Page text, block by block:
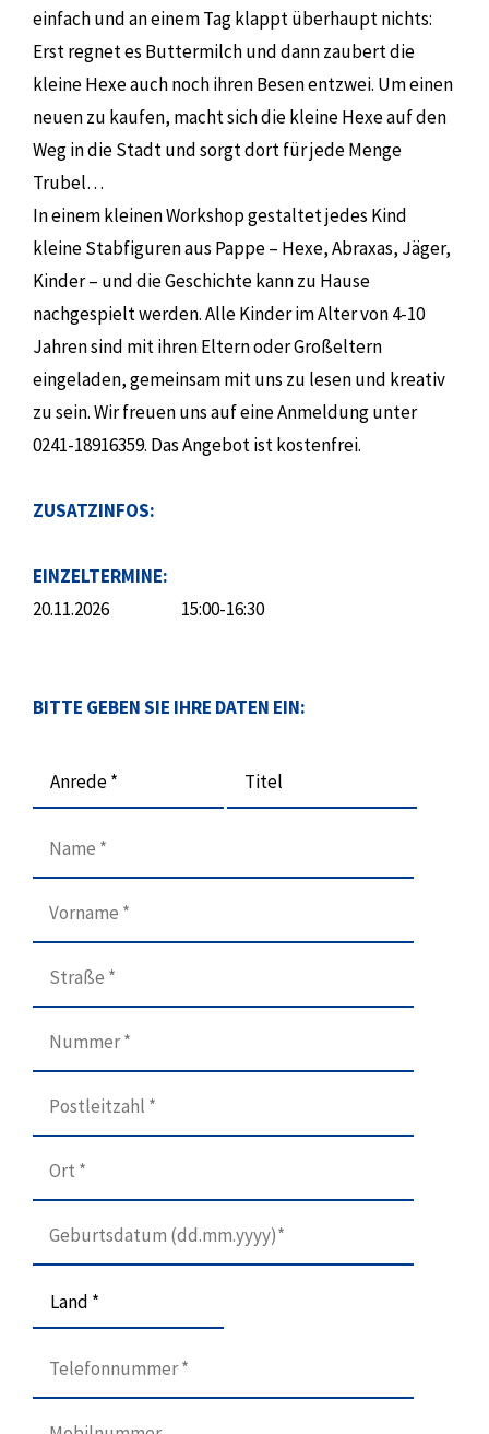
einfach und an einem Tag klappt überhaupt nichts:
Erst regnet es Buttermilch und dann zaubert die
kleine Hexe auch noch ihren Besen entzwei. Um einen
neuen zu kaufen, macht sich die kleine Hexe auf den
Weg in die Stadt und sorgt dort für jede Menge
Trubel…
In einem kleinen Workshop gestaltet jedes Kind
kleine Stabfiguren aus Pappe – Hexe, Abraxas, Jäger,
Kinder – und die Geschichte kann zu Hause
nachgespielt werden. Alle Kinder im Alter von 4-10
Jahren sind mit ihren Eltern oder Großeltern
eingeladen, gemeinsam mit uns zu lesen und kreativ
zu sein. Wir freuen uns auf eine Anmeldung unter
0241-18916359. Das Angebot ist kostenfrei.
ZUSATZINFOS:
EINZELTERMINE:
20.11.2026
15:00-16:30
BITTE GEBEN SIE IHRE DATEN EIN:
Anrede * Titel
Land *